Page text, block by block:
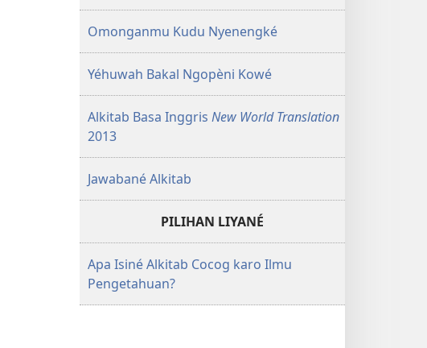
Omonganmu Kudu Nyenengké
Yéhuwah Bakal Ngopèni Kowé
Alkitab Basa Inggris New World Translation
2013
Jawabané Alkitab
PILIHAN LIYANÉ
Apa Isiné Alkitab Cocog karo Ilmu
Pengetahuan?